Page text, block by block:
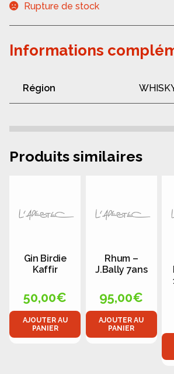
Rupture de stock
Informations
Région
Produits similaires
Gin Birdie
Kaffir
50,00€
AJOUTER AU
PANIER
Rhum –
J.Bally 7ans
95,00€
AJOUTER AU
PANIER